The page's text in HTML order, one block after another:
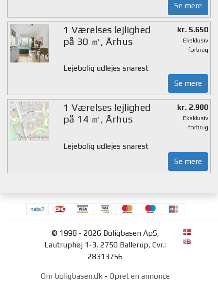
Se mere
1 Værelses lejlighed
på 30 ㎡, Århus
kr. 5.650
Eksklusiv
forbrug
Lejebolig udlejes snarest
Se mere
1 Værelses lejlighed
på 14 ㎡, Århus
kr. 2.900
Eksklusiv
forbrug
Lejebolig udlejes snarest
Se mere
© 1998 - 2026 Boligbasen ApS,
Lautruphøj 1-3, 2750 Ballerup, Cvr.:
28313756
Om boligbasen.dk - Opret en annonce